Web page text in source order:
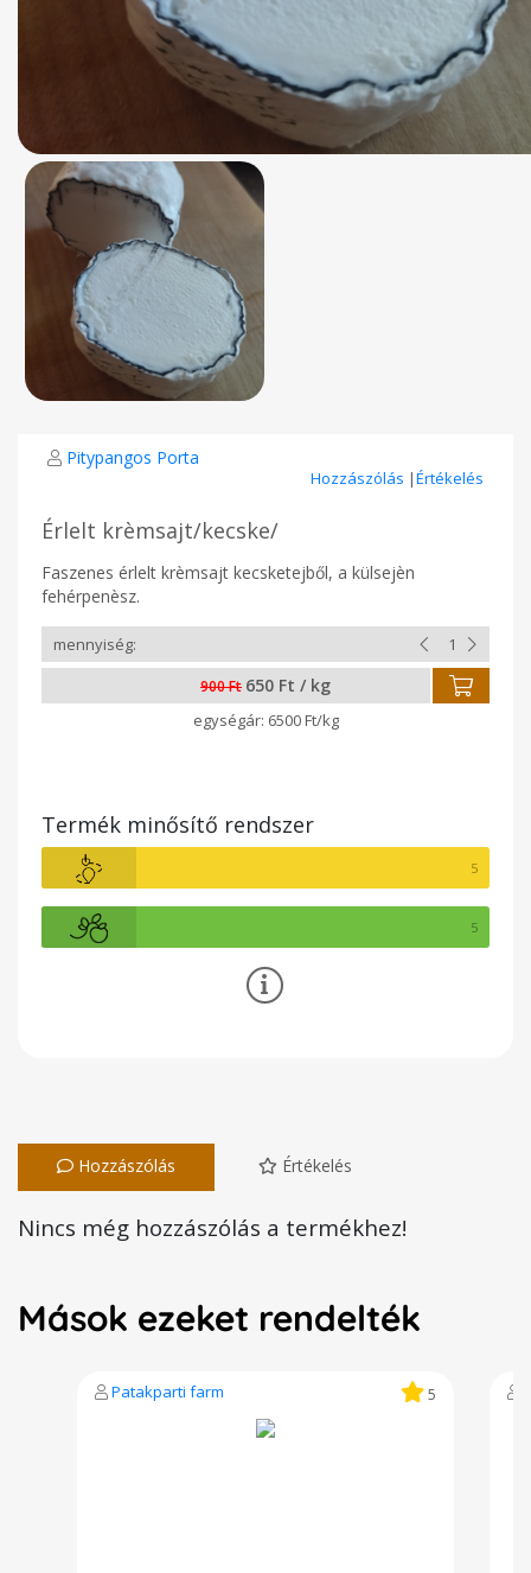
Pitypangos Porta
Hozzászólás |Értékelés
Érlelt krèmsajt/kecske/
Faszenes érlelt krèmsajt kecsketejből, a külsejèn
fehérpenèsz.
900 Ft 650 Ft / kg
6500 Ft/kg
Termék minősítő rendszer
5
5
Hozzászólás Értékelés
Nincs még hozzászólás a termékhez!
Mások ezeket rendelték
Patakparti farm 5